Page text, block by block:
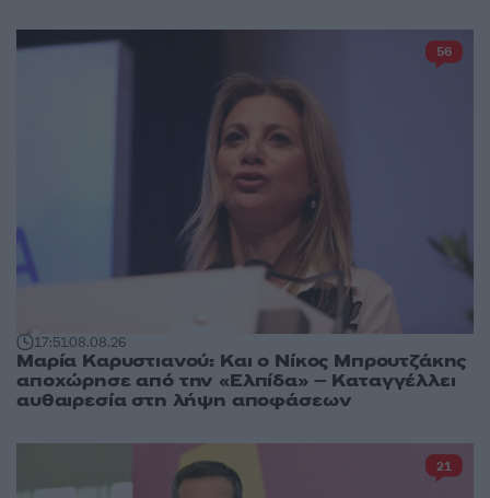
17:5108.08.26
Μαρία Καρυστιανού: Και ο Νίκος Μπρουτζάκης
αποχώρησε από την «Ελπίδα» – Καταγγέλλει
αυθαιρεσία στη λήψη αποφάσεων
56
21